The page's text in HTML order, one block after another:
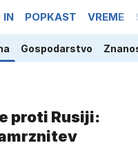
IN POPKAST VREME
Gospodarstvo
proti Rusiji: